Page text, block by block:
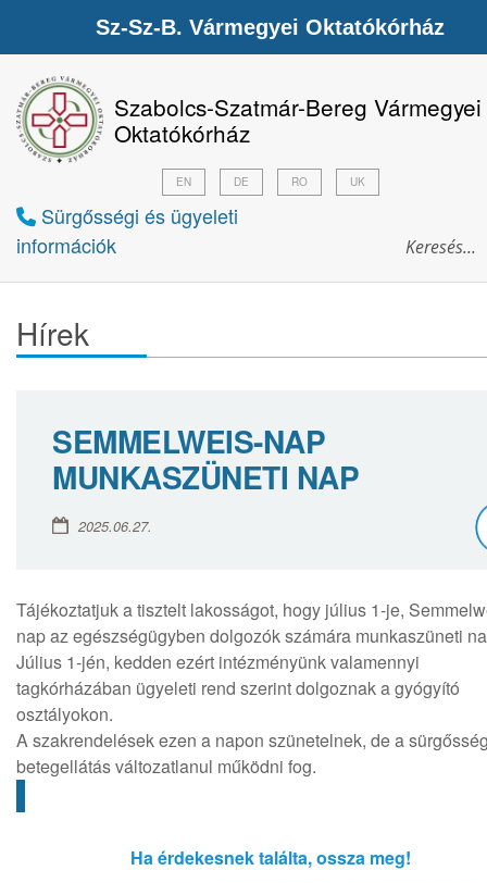
Szabolcs-Szatmár-Bereg Vármegyei
Oktatókórház
Sürgősségi és ügyeleti
információk
EN DE RO UK
Hírek
SEMMELWEIS-NAP
MUNKASZÜNETI NAP
2025.06.27.
Tájékoztatjuk a tisztelt lakosságot, hogy július 1-je,
nap az egészségügyben dolgozók számára munkaszüneti
Július 1-jén, kedden ezért intézményünk valamennyi
tagkórházában ügyeleti rend szerint dolgoznak a gyógyító
osztályokon.
A szakrendelések ezen a napon szünetelnek, de a
betegellátás változatlanul működni fog.
Ha érdekesnek találta, ossza meg!
Sz-Sz-B. Vármegyei Oktatókórház